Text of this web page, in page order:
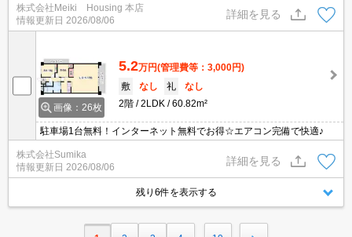
株式会社Meiki Housing 本店
情報更新日 2026/08/06
詳細を見る
画像：26枚
5.2万円(管理費等：3,000円)
敷
なし 礼
なし
2階
2LDK 60.82m²
駐車場1台無料！インターネット無料でお得☆エアコン完備で快適♪
株式会社Sumika
情報更新日 2026/08/06
詳細を見る
残り6件を表示する